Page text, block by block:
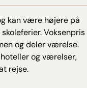
kan være højere på
Voksenpris
og deler værelse.
og værelser,
rejse.